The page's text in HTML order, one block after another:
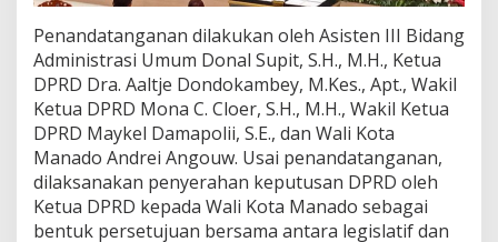
Penandatanganan dilakukan oleh Asisten III Bidang
Administrasi Umum Donal Supit, S.H., M.H., Ketua
DPRD Dra. Aaltje Dondokambey, M.Kes., Apt., Wakil
Ketua DPRD Mona C. Cloer, S.H., M.H., Wakil Ketua
DPRD Maykel Damapolii, S.E., dan Wali Kota
Manado Andrei Angouw. Usai penandatanganan,
dilaksanakan penyerahan keputusan DPRD oleh
Ketua DPRD kepada Wali Kota Manado sebagai
bentuk persetujuan bersama antara legislatif dan